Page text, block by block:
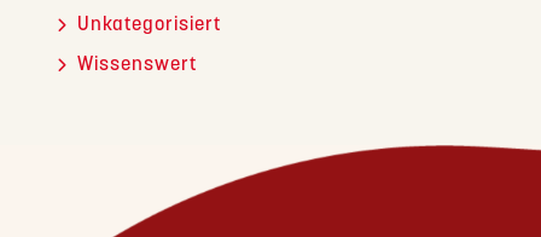
Unkategorisiert
Wissenswert